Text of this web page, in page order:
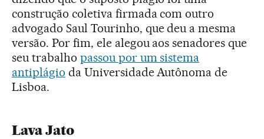
construção coletiva firmada com outro
advogado Saul Tourinho, que deu a mesma
versão. Por fim, ele alegou aos senadores que
seu trabalho passou por um sistema
antiplágio da Universidade Autônoma de
Lisboa.
Lava Jato